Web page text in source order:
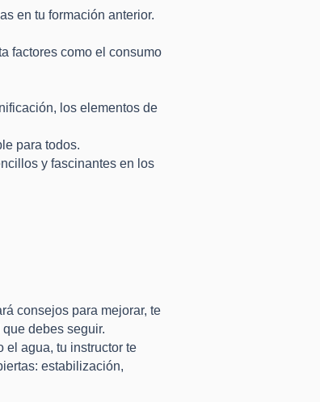
en tu formación anterior.
factores como el consumo
los elementos de
para todos.
y fascinantes en los
consejos para mejorar, te
debes seguir.
el agua, tu instructor te
estabilización,